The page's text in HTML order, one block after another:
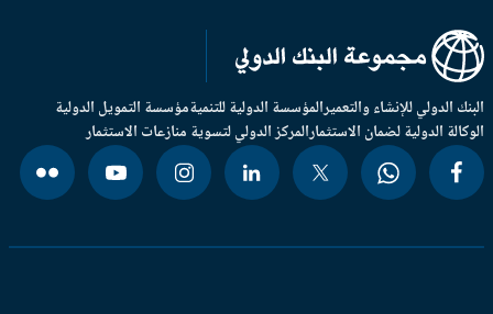
الدولي للإنشاء والتعميرالمؤسسة الدولية للتنميةمؤسسة التمويل الدولية
الدولية لضمان الاستثمارالمركز الدولي لتسوية منازعات الاستثمار